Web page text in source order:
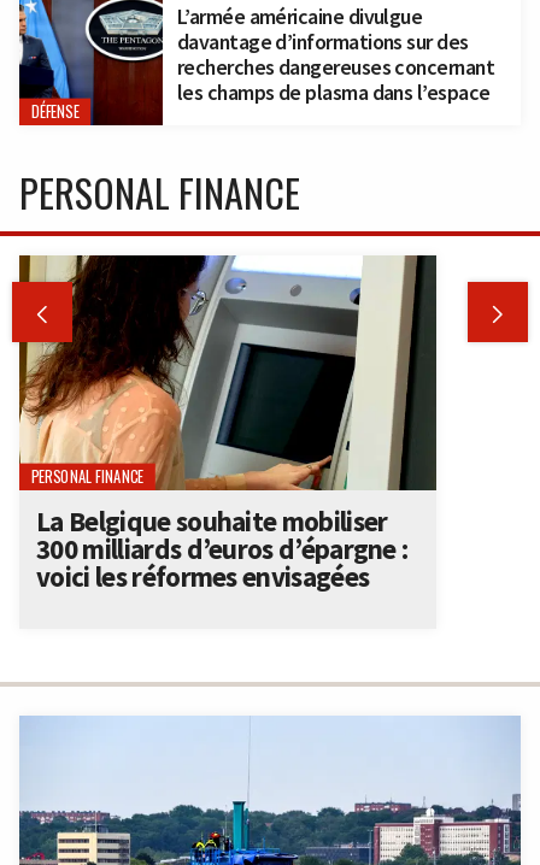
DÉFENSE
L’armée américaine divulgue
davantage d’informations sur des
recherches dangereuses concernant
les champs de plasma dans l’espace
PERSONAL FINANCE
 
PERSONAL FINANCE
La Belgique souhaite mobiliser
300 milliards d’euros d’épargne :
voici les réformes envisagées